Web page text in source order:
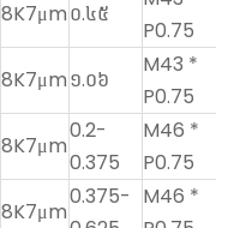
8K7μm០.៤៥
P0.75
8K7μm១.០៦
M43 *
P0.75
8K7μm
0.2-
0.375
M46 *
P0.75
8K7μm
0.375- M46 *